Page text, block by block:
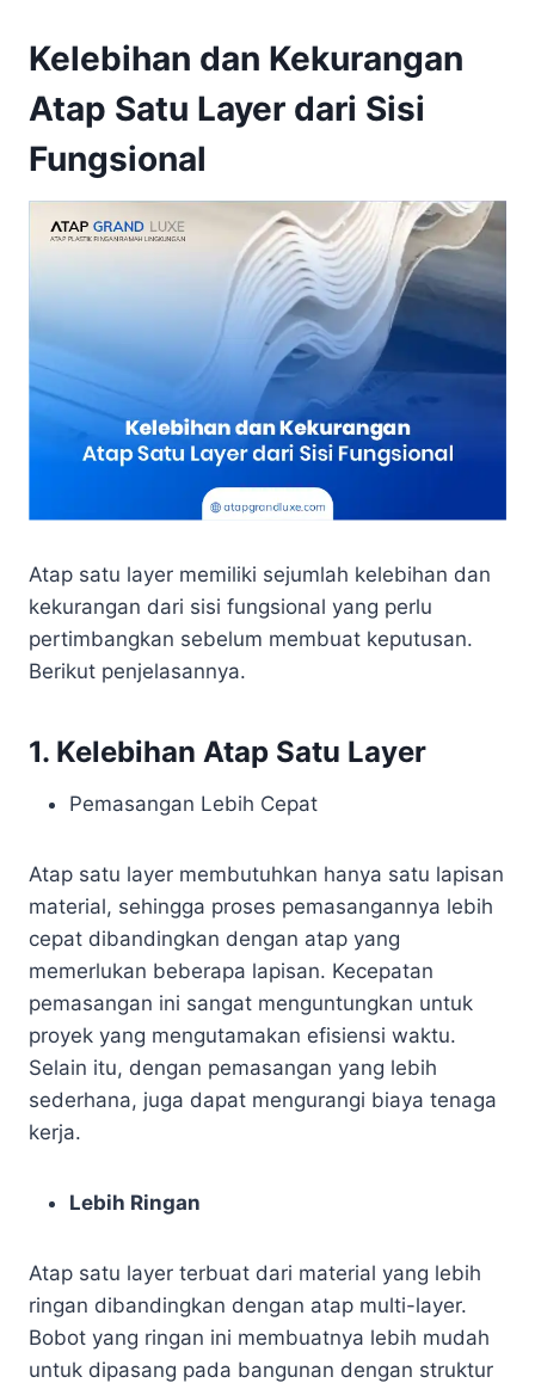
Kelebihan dan Kekurangan
Atap Satu Layer dari Sisi
Fungsional
Atap satu layer memiliki sejumlah kelebihan dan
kekurangan dari sisi fungsional yang perlu
pertimbangkan sebelum membuat keputusan.
Berikut penjelasannya.
1. Kelebihan Atap Satu Layer
Pemasangan Lebih Cepat
Atap satu layer membutuhkan hanya satu lapisan
material, sehingga proses pemasangannya lebih
cepat dibandingkan dengan atap yang
memerlukan beberapa lapisan. Kecepatan
pemasangan ini sangat menguntungkan untuk
proyek yang mengutamakan efisiensi waktu.
Selain itu, dengan pemasangan yang lebih
sederhana, juga dapat mengurangi biaya tenaga
kerja.
Lebih Ringan
Atap satu layer terbuat dari material yang lebih
ringan dibandingkan dengan atap multi-layer.
Bobot yang ringan ini membuatnya lebih mudah
untuk dipasang pada bangunan dengan struktur